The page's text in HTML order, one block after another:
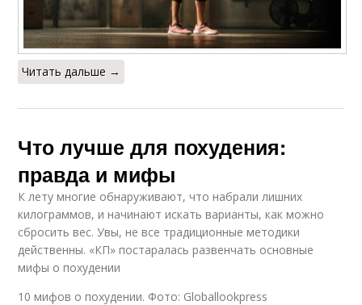
Читать дальше →
Что лучше для похудения:
правда и мифы
К лету многие обнаруживают, что набрали лишних
килограммов, и начинают искать варианты, как можно
сбросить вес. Увы, не все традиционные методики
действенны. «КП» постаралась развенчать основные
мифы о похудении
10 мифов о похудении. Фото: Globallookpress